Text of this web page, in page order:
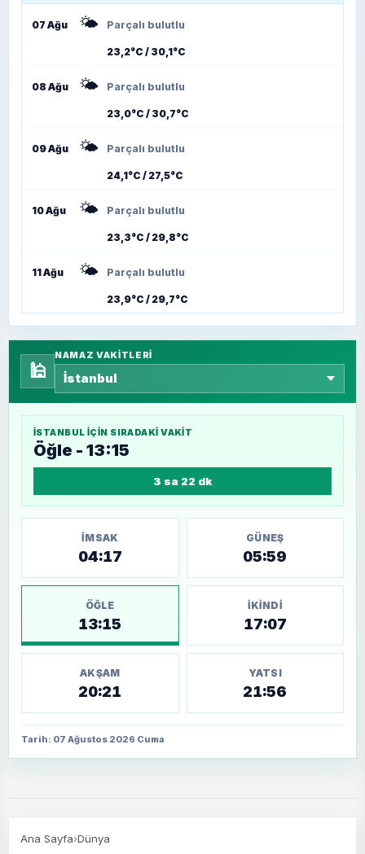
07 Ağu 🌤️ Parçalı bulutlu
23,2°C / 30,1°C
08 Ağu 🌤️ Parçalı bulutlu
23,0°C / 30,7°C
09 Ağu 🌤️ Parçalı bulutlu
24,1°C / 27,5°C
10 Ağu 🌤️ Parçalı bulutlu
23,3°C / 29,8°C
11 Ağu 🌤️ Parçalı bulutlu
23,9°C / 29,7°C
🕌
NAMAZ VAKITLERI
İSTANBUL IÇIN SIRADAKI VAKIT
Öğle - 13:15
3 sa 22 dk
İMSAK
04:17
GÜNEŞ
05:59
ÖĞLE
13:15
İKINDI
17:07
AKŞAM
20:21
YATSI
21:56
Tarih: 07 Ağustos 2026 Cuma
Ana Sayfa›Dünya